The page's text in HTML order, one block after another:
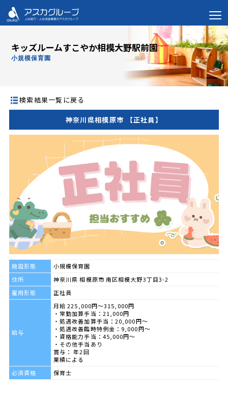
キッズルームすこやか相模大野駅前園
小規模保育園
検索結果一覧に戻る
神奈川県相模原市 【正社員】
施設形態
小規模保育園
住所
神奈川県 相模原市 南区相模大野3丁目3-2
雇用形態
正社員
給与
月給 225,000円～315,000円
・常勤加算手当：21,000円
・処遇改善加算手当：20,000円～
・処遇改善臨時特例金：9,000円～
・資格能力手当：45,000円～
・その他手当あり
賞与： 年2回
業績による
必須資格
保育士